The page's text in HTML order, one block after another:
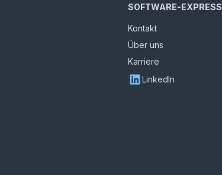
SOFTWARE-EXPRESS
Kontakt
Über uns
Karriere
LinkedIn